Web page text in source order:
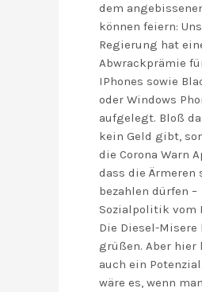
dem
können feiern:
Regierung hat
Abwrackprämie
IPhones sowie
oder Windows
aufgelegt. Bloß
kein Geld gibt,
die Corona Warn
dass die Ärmeren
bezahlen dürfen –
Sozialpolitik vom
Die Diesel-Misere
grüßen. Aber
auch ein
wäre es, wenn